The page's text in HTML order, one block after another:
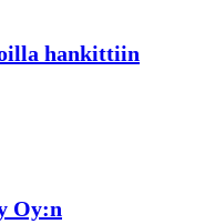
hankittiin
Oy:n